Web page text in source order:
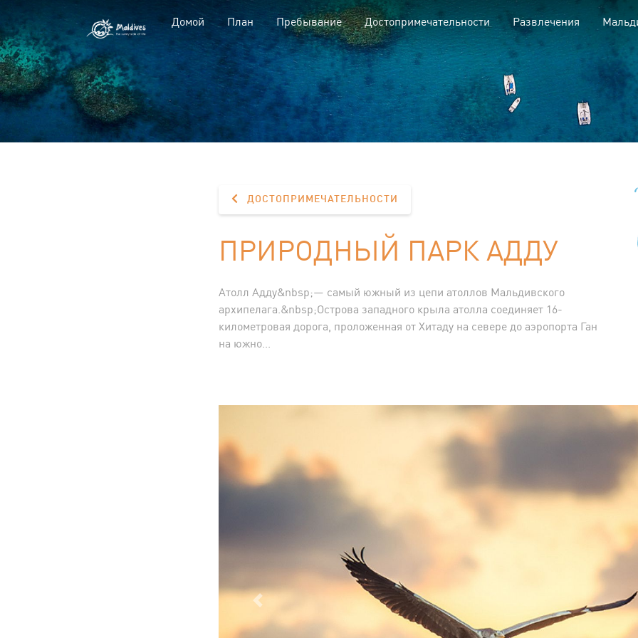
Домой План Пребывание Достопримечательности Развлечения
ДОСТОПРИМЕЧАТЕЛЬНОСТИ
ПРИРОДНЫЙ ПАРК АДДУ
Атолл Адду&nbsp;— самый южный из цепи атоллов Мальдивского
архипелага.&nbsp;Острова западного крыла атолла соединяет 16-
километровая дорога, проложенная от Хитаду на севере до аэропорта Ган
на южно...
Previous